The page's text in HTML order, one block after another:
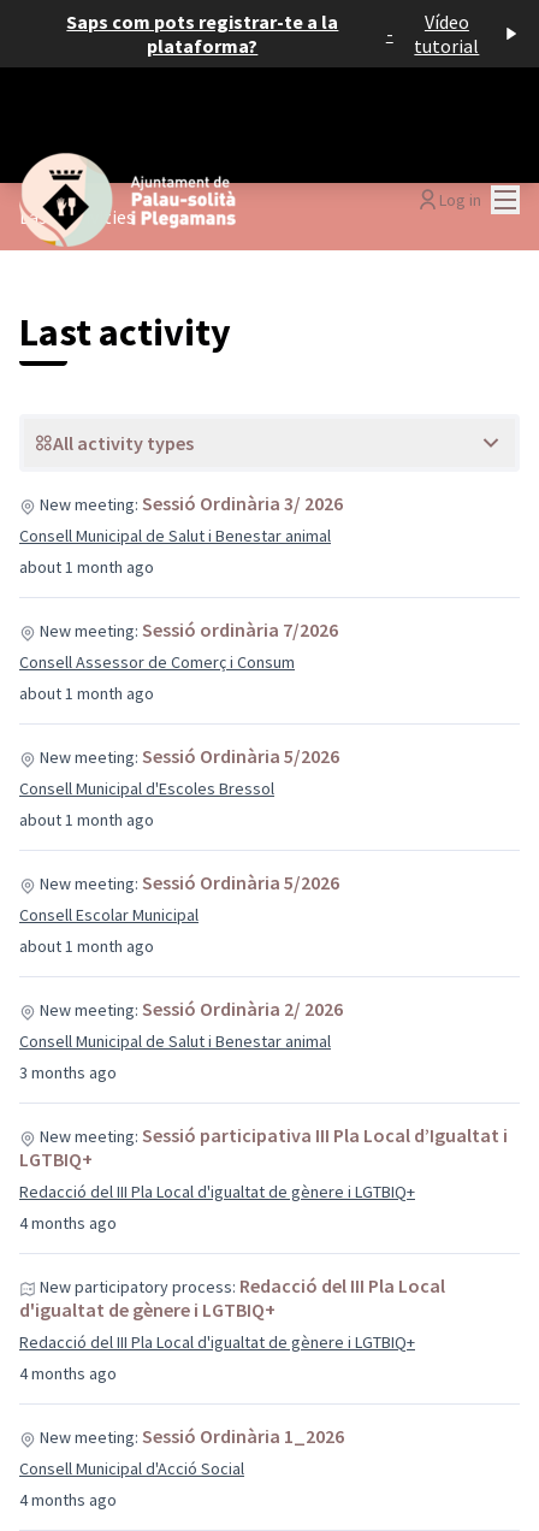
Saps com pots registrar-te a la
plataforma?
-
Vídeo
tutorial
Log in
Last activities
Last activity
All activity types
about 1 month ago
New meeting: Sessió Ordinària 3/ 2026
Consell Municipal de Salut i Benestar animal
about 1 month ago
New meeting: Sessió ordinària 7/2026
Consell Assessor de Comerç i Consum
about 1 month ago
New meeting: Sessió Ordinària 5/2026
Consell Municipal d'Escoles Bressol
about 1 month ago
New meeting: Sessió Ordinària 5/2026
Consell Escolar Municipal
3 months ago
New meeting: Sessió Ordinària 2/ 2026
Consell Municipal de Salut i Benestar animal
4 months ago
New meeting: Sessió participativa III Pla Local d’Igualtat i
LGTBIQ+
Redacció del III Pla Local d'igualtat de gènere i LGTBIQ+
4 months ago
New participatory process: Redacció del III Pla Local
d'igualtat de gènere i LGTBIQ+
Redacció del III Pla Local d'igualtat de gènere i LGTBIQ+
4 months ago
New meeting: Sessió Ordinària 1_2026
Consell Municipal d'Acció Social